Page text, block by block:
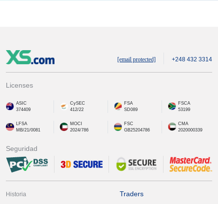
[email protected] +248 432 3314
Licenses
ASIC
374409
CySEC
412/22
FSA
SD089
FSCA
53199
LFSA
MB/21/0081
MOCI
2024/786
FSC
GB25204786
CMA
2020000339
Seguridad
Historia Traders